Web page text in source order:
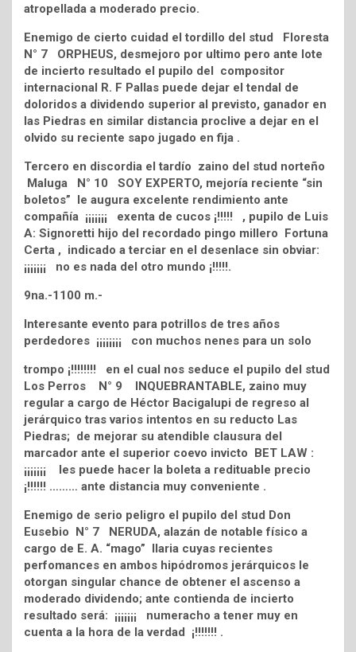
atropellada a moderado precio.
Enemigo de cierto cuidad el tordillo del stud Floresta
N° 7 ORPHEUS, desmejoro por ultimo pero ante lote
de incierto resultado el pupilo del compositor
internacional R. F Pallas puede dejar el tendal de
doloridos a dividendo superior al previsto, ganador en
las Piedras en similar distancia proclive a dejar en el
olvido su reciente sapo jugado en fija .
Tercero en discordia el tardío zaino del stud norteño
Maluga N° 10 SOY EXPERTO, mejoría reciente “sin
boletos” le augura excelente rendimiento ante
compañía ¡¡¡¡¡¡¡ exenta de cucos ¡!!!!! , pupilo de Luis
A: Signoretti hijo del recordado pingo millero Fortuna
Certa , indicado a terciar en el desenlace sin obviar:
¡¡¡¡¡¡¡ no es nada del otro mundo ¡!!!!!.
9na.-1100 m.-
Interesante evento para potrillos de tres años
perdedores ¡¡¡¡¡¡¡¡ con muchos nenes para un solo
trompo ¡!!!!!!!! en el cual nos seduce el pupilo del stud
Los Perros N° 9 INQUEBRANTABLE, zaino muy
regular a cargo de Héctor Bacigalupi de regreso al
jerárquico tras varios intentos en su reducto Las
Piedras; de mejorar su atendible clausura del
marcador ante el superior coevo invicto BET LAW :
¡¡¡¡¡¡¡ les puede hacer la boleta a redituable precio
¡!!!!!! ……… ante distancia muy conveniente .
Enemigo de serio peligro el pupilo del stud Don
Eusebio N° 7 NERUDA, alazán de notable físico a
cargo de E. A. “mago” Ilaria cuyas recientes
perfomances en ambos hipódromos jerárquicos le
otorgan singular chance de obtener el ascenso a
moderado dividendo; ante contienda de incierto
resultado será: ¡¡¡¡¡¡¡ numeracho a tener muy en
cuenta a la hora de la verdad ¡!!!!!!! .